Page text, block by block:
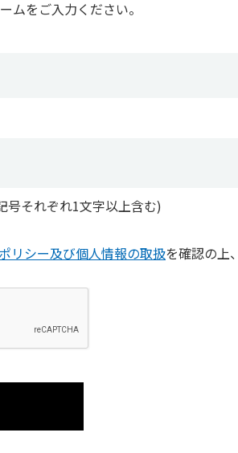
ムをご入力ください。
号それぞれ1文字以上含む)
リシー及び個人情報の取扱を確認の上